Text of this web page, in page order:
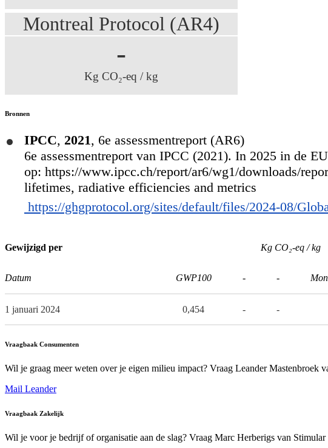
Montreal Protocol (AR4)
-
Kg CO₂-eq / kg
Bronnen
IPCC, 2021, 6e assessmentreport (AR6)
6e assessmentreport van IPCC (2021). In 2025 in de
op: https://www.ipcc.ch/report/ar6/wg1/downloads/
lifetimes, radiative efficiencies and metrics
https://ghgprotocol.org/sites/default/files/2024-08/
Gewijzigd per Kg CO₂-eq / kg
Datum GWP100 - -
1 januari 2024 0,454 - -
Vraagbaak Consumenten
Wil je graag meer weten over je eigen milieu impact? Vraag Leander Mastenbroek
Mail Leander
Vraagbaak Zakelijk
Wil je voor je bedrijf of organisatie aan de slag? Vraag Marc Herberigs van